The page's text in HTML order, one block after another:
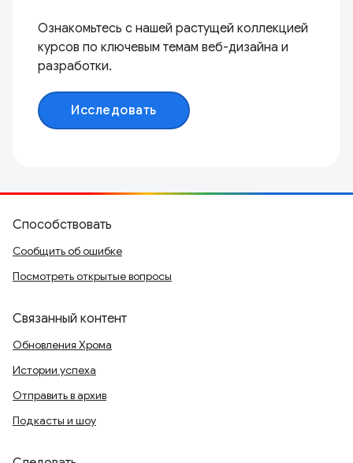
Ознакомьтесь с нашей растущей коллекцией
курсов по ключевым темам веб-дизайна и
разработки.
Исследовать
Способствовать
Сообщить об ошибке
Посмотреть открытые вопросы
Связанный контент
Обновления Хрома
Истории успеха
Отправить в архив
Подкасты и шоу